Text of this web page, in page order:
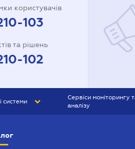
користувачів
103
та рішень
102
системи
Сервіси моніторингу
аналізу